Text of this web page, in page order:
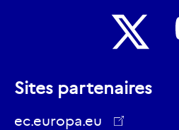
suivre
sur
Sites partenaires
ec.europa.eu